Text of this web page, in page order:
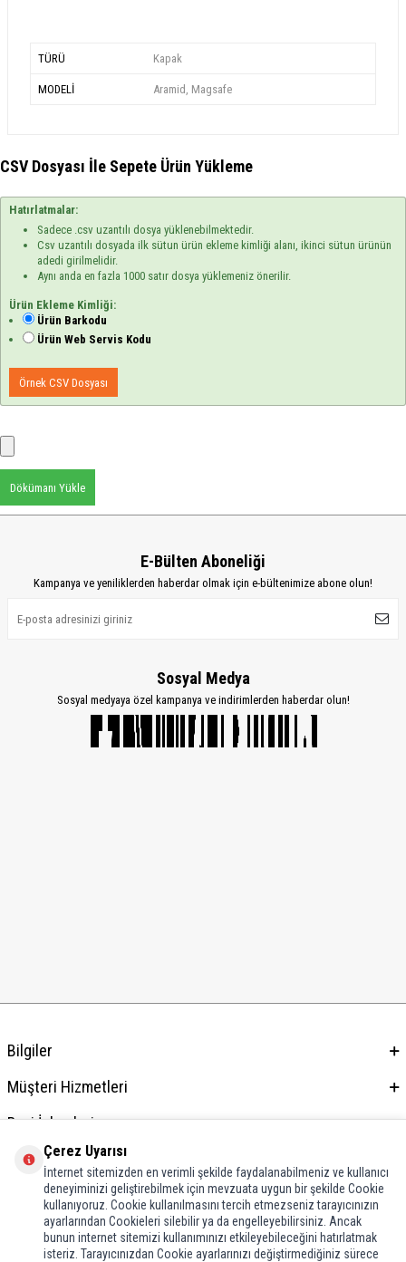
TÜRÜ Kapak
MODELİ Aramid, Magsafe
CSV Dosyası İle Sepete Ürün Yükleme
Hatırlatmalar:
Sadece .csv uzantılı dosya yüklenebilmektedir.
Csv uzantılı dosyada ilk sütun ürün ekleme kimliği alanı, ikinci sütun ürünün
adedi girilmelidir.
Aynı anda en fazla 1000 satır dosya yüklemeniz önerilir.
Ürün Ekleme Kimliği:
Ürün Barkodu
Ürün Web Servis Kodu
Örnek CSV Dosyası
Dökümanı Yükle
E-Bülten Aboneliği
Kampanya ve yeniliklerden haberdar olmak için e-bültenimize abone olun!
Sosyal Medya
Sosyal medyaya özel kampanya ve indirimlerden haberdar olun!
Bilgiler
Müşteri Hizmetleri
Bayi İşlemleri
Adres & İletişim
Çerez Uyarısı
İnternet sitemizden en verimli şekilde faydalanabilmeniz ve kullanıcı
deneyiminizi geliştirebilmek için mevzuata uygun bir şekilde Cookie
kullanıyoruz. Cookie kullanılmasını tercih etmezseniz tarayıcınızın
ayarlarından Cookieleri silebilir ya da engelleyebilirsiniz. Ancak
bunun internet sitemizi kullanımınızı etkileyebileceğini hatırlatmak
isteriz. Tarayıcınızdan Cookie ayarlarınızı değiştirmediğiniz sürece